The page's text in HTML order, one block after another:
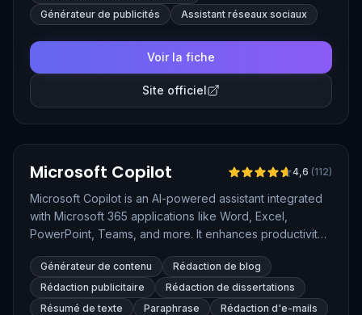
Générateur de publicités
Assistant réseaux sociaux
Voir la fiche
Site officiel
Microsoft Copilot 4,6 (112)
Microsoft Copilot is an AI-powered assistant integrated
with Microsoft 365 applications like Word, Excel,
PowerPoint, Teams, and more. It enhances productivity
automate tasks, and generate insights based on data, all
within familiar tools.
Générateur de contenu
Rédaction de blog
Rédaction publicitaire
Rédaction de dissertations
Résumé de texte
Paraphrase
Rédaction d'e-mails